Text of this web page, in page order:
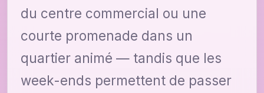
du centre commercial ou une
courte promenade dans un
quartier animé — tandis que les
week-ends permettent de passer